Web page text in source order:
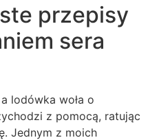
przepisy
sera
lodówka woła o
z pomocą, ratując
Jednym z moich